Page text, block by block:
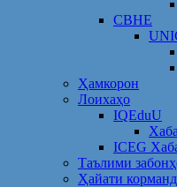
CBHE
Ҳамкорон
Лоихаҳо
IQEduU
ICEG
Таълими
Ҳайати